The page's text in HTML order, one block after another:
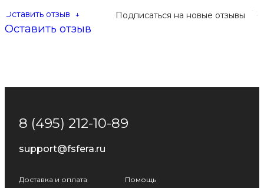
Подписаться на новые отзывы
Оставить отзыв ↓
Оставить отзыв
8 (495) 212-10-89
support@fsfera.ru
Доставка и оплата
Помощь